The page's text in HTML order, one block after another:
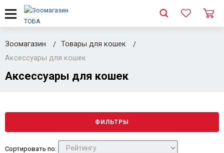
Зоомагазин
Товары для кошек
Аксессуары для кошек
Аксессуары для кошек
ФИЛЬТРЫ
Сортировать по: